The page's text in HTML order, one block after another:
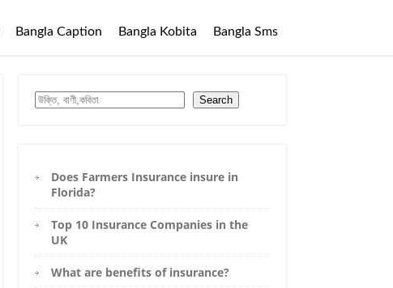
Bangla Caption Bangla Kobita Bangla Sms
Search Search
Does Farmers Insurance insure in
Florida?
Top 10 Insurance Companies in the
UK
What are benefits of insurance?